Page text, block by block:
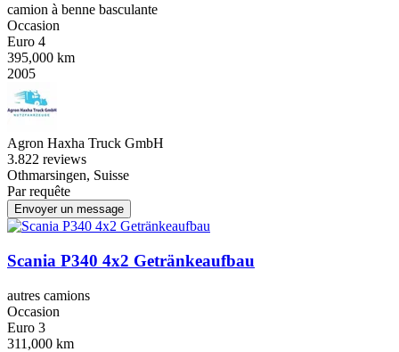
camion à benne basculante
Occasion
Euro 4
395,000 km
2005
Agron Haxha Truck GmbH
3.822 reviews
Othmarsingen, Suisse
Par requête
Envoyer un message
Scania P340 4x2 Getränkeaufbau
autres camions
Occasion
Euro 3
311,000 km